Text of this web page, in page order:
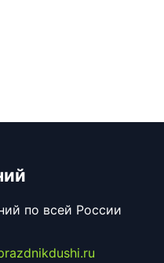
по всей России